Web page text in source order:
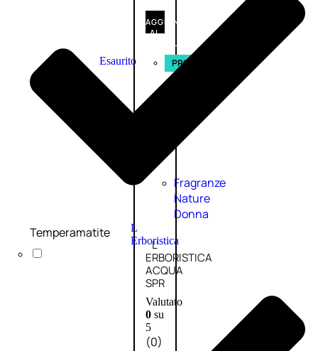
AGGIUNGI
AL
CARRELLO
Esaurito PROMO
Fragranze
Nature
Donna
L
Erboristica
L’
ERBORISTICA
ACQUA
SPR
Valutato
0su
5
(0)
Temperamatite